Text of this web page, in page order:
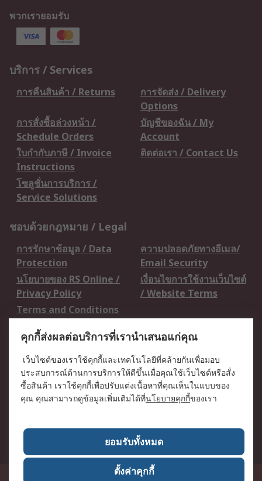
พวกเรายอมรับ
บริการ / Services
การคืนสินค้า / Returns
การจัดส่ง / Delivery
Options
การสั่งซื้อล่วงหน้า /
Schedule Orders
บัญชีของฉัน / My
Account
ใบกำกับภาษี / Invoice
Instructions
ติดต่อเรา / Contact Us
โซลูชั่นการบริการ /
Service Solutions
ชอบด้วยกฎหมาย / Legal
การรักษาข้อมูล / Data
Protection
ความปลอดภัยทางอีเมล/
Email Security
นโยบายของ RS Online /
Privacy Policy
เงื่อนไขการใช้งานเว็บไซต์
/ Website Terms
Terms and Conditions
เกี่ยวกับ RS / About RS
RS ทั่วโลก / RS
Worldwide
ข่าวประชาสัมพันธ์ / Press
Centre
บริษัทในเครือ RS /
วิธีการชำระเงิน /
เกี่ยวกับ RS / About RS
อาชีพที่ RS / Careers
50 GMM Grammy Place, 19th Floor, Unit 1901-1904, Sukhumvit 21 Road
คุกกี้ส่งผลต่อบริการที่เรานำเสนอแก่คุณ
เว็บไซต์ของเราใช้คุกกี้และเทคโนโลยีที่คล้ายกันเพื่อมอบ
ประสบการณ์ด้านการบริการให้ดีขึ้นเมื่อคุณใช้เว็บไซต์หรือสั่ง
ซื้อสินค้า เราใช้คุกกี้เพื่อปรับแต่งเนื้อหาที่คุณเห็นในแบบของ
คุณ คุณสามารถดูข้อมูลเพิ่มเติมได้ที่นโยบายคุกกี้ของเรา
ยอมรับทั้งหมด
ตั้งค่าคุกกี้